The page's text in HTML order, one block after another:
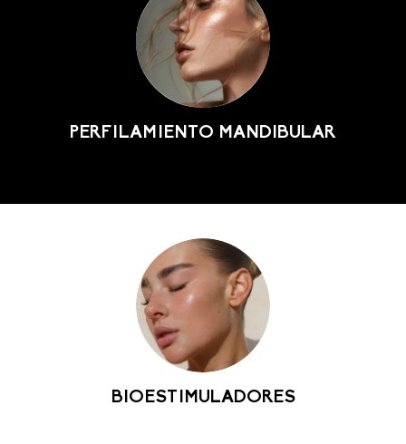
PERFILAMIENTO MANDIBULAR
BIOESTIMULADORES